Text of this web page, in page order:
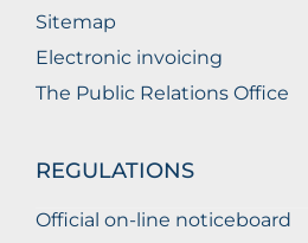
Sitemap
Electronic invoicing
The Public Relations Office
REGULATIONS
Official on-line noticeboard